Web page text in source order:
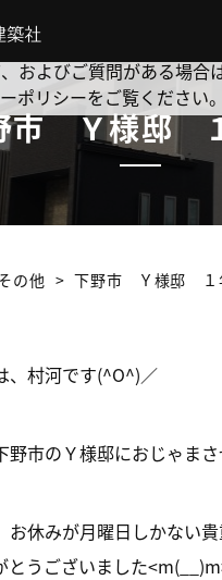
市 Ｙ様邸
の他 下野市 Ｙ様邸 １
、村河です(^O^)／
野市のＹ様邸におじゃまさ
お休みが月曜日しかない
とうございました
して、お客様の活動を追
お客様のプライバシーを極
およびご質問がある場合
ーポリシーをご覧ください。